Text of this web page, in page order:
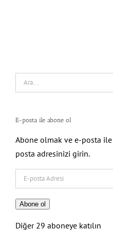
Search
for:
E-posta ile abone ol
Abone olmak ve e-posta
posta adresinizi girin.
posta
Adresi
Abone ol
Diğer 29 aboneye katılın